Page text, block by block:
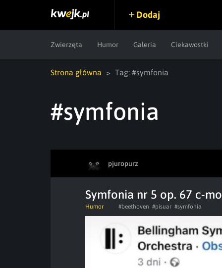
Dodaj
Zwierzęta Humor Galeria Ciekawostki
Strona główna Tag: #symfonia
#symfonia
pjuropurz
Symfonia nr 5 op. 67 c-
Humor #beethoven #pisuar #symfonia